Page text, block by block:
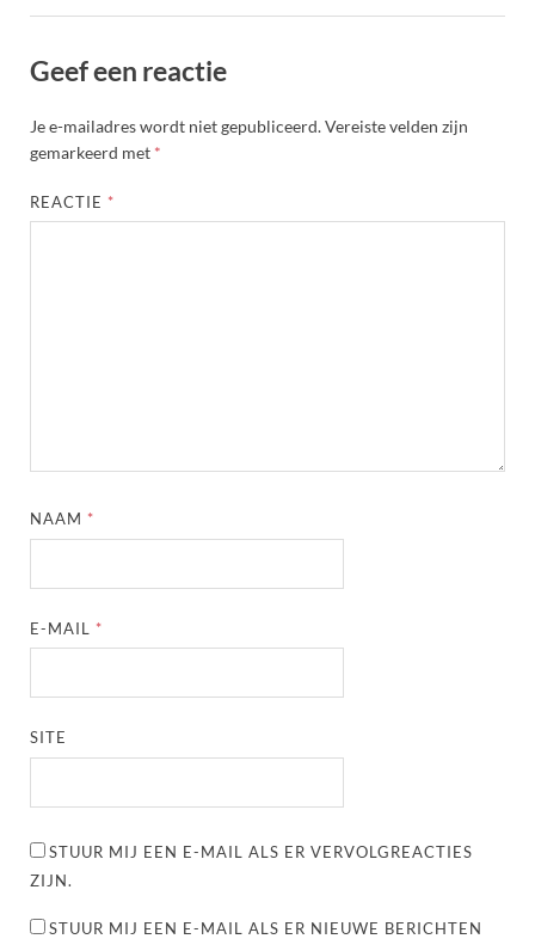
Geef een reactie
Je e-mailadres wordt niet gepubliceerd.Vereiste velden zijn
gemarkeerd met *
REACTIE *
NAAM *
E-MAIL *
SITE
STUUR MIJ EEN E-MAIL ALS ER VERVOLGREACTIES
ZIJN.
STUUR MIJ EEN E-MAIL ALS ER NIEUWE BERICHTEN